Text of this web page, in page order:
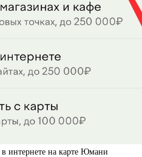
интернете на карте Юмани